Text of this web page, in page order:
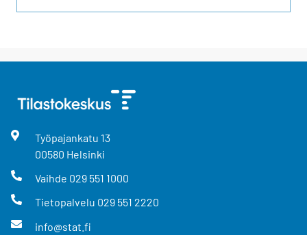
Työpajankatu 13
00580 Helsinki
Vaihde 029 551 1000
Tietopalvelu 029 551 2220
info@stat.fi